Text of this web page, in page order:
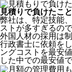
見積りで負けたこ
弊社は、特定技能
ストが多すぎるの
外国人材の採用は
行政書士に依頼を
ングコストを最安
した中での最安値